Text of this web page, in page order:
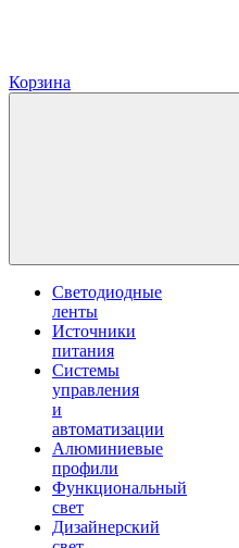
Корзина
Светодиодные
ленты
Источники
питания
Системы
управления
и
автоматизации
Алюминиевые
профили
Функциональный
свет
Дизайнерский